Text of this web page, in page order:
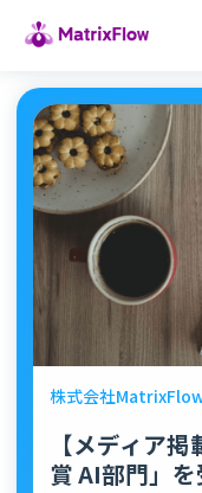
株式会社
【メディア
賞 AI部門」